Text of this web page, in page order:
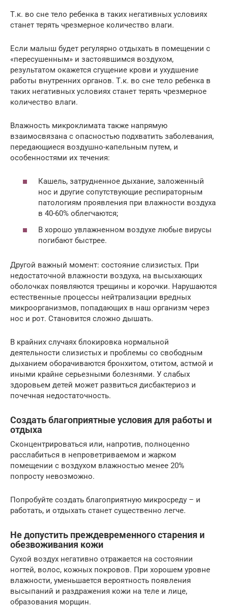
Т.к. во сне тело ребенка в таких негативных условиях
станет терять чрезмерное количество влаги.
Если малыш будет регулярно отдыхать в помещении с
«пересушенным» и застоявшимся воздухом,
результатом окажется сгущение крови и ухудшение
работы внутренних органов. Т.к. во сне тело ребенка в
таких негативных условиях станет терять чрезмерное
количество влаги.
Влажность микроклимата также напрямую
взаимосвязана с опасностью подхватить заболевания,
передающиеся воздушно-капельным путем, и
особенностями их течения:
Кашель, затрудненное дыхание, заложенный
нос и другие сопутствующие респираторным
патологиям проявления при влажности воздуха
в 40-60% облегчаются;
В хорошо увлажненном воздухе любые вирусы
погибают быстрее.
Другой важный момент: состояние слизистых. При
недостаточной влажности воздуха, на высыхающих
оболочках появляются трещины и корочки. Нарушаются
естественные процессы нейтрализации вредных
микроорганизмов, попадающих в наш организм через
нос и рот. Становится сложно дышать.
В крайних случаях блокировка нормальной
деятельности слизистых и проблемы со свободным
дыханием оборачиваются бронхитом, отитом, астмой и
иными крайне серьезными болезнями. У слабых
здоровьем детей может развиться дисбактериоз и
почечная недостаточность.
Создать благоприятные условия для работы и
отдыха
Сконцентрироваться или, напротив, полноценно
расслабиться в непроветриваемом и жарком
помещении с воздухом влажностью менее 20%
попросту невозможно.
Попробуйте создать благоприятную микросреду – и
работать, и отдыхать станет существенно легче.
Не допустить преждевременного старения и
обезвоживания кожи
Сухой воздух негативно отражается на состоянии
ногтей, волос, кожных покровов. При хорошем уровне
влажности, уменьшается вероятность появления
высыпаний и раздражения кожи на теле и лице,
образования морщин.